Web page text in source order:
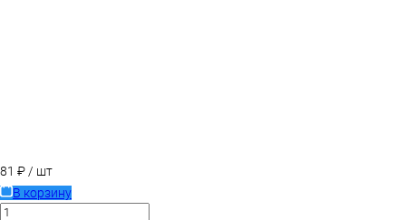
81 ₽/ шт
В корзину